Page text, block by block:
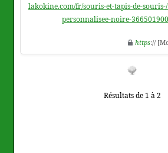
lakokine.com/fr/souris-et-tapis-de-
personnalisee-noire-
https://
Résultats de 1 à 2